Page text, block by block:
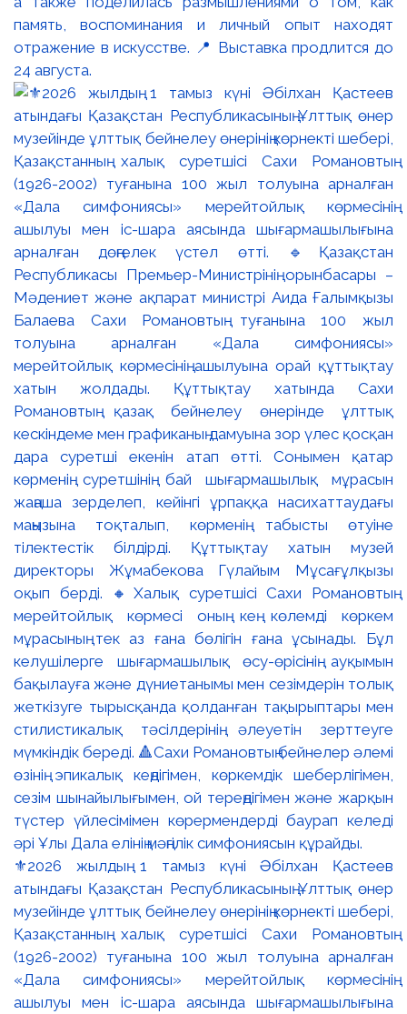
память, воспоминания и личный опыт находят
отражение в искусстве. 📍 Выставка продлится до
24 августа.
⚜️2026 жылдың 1 тамыз күні Әбілхан Қастеев
атындағы Қазақстан Республикасының Ұлттық өнер
музейінде ұлттық бейнелеу өнерінің көрнекті шебері,
Қазақстанның халық суретшісі Сахи Романовтың
(1926-2002) туғанына 100 жыл толуына арналған
«Дала симфониясы» мерейтойлық көрмесінің
ашылуы мен іс-шара аясында шығармашылығына